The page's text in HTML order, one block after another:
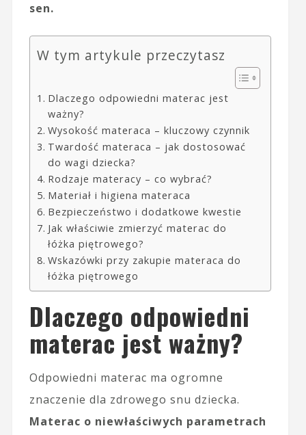
sen.
W tym artykule przeczytasz
Dlaczego odpowiedni materac jest
ważny?
Wysokość materaca – kluczowy czynnik
Twardość materaca – jak dostosować
do wagi dziecka?
Rodzaje materacy – co wybrać?
Materiał i higiena materaca
Bezpieczeństwo i dodatkowe kwestie
Jak właściwie zmierzyć materac do
łóżka piętrowego?
Wskazówki przy zakupie materaca do
łóżka piętrowego
Dlaczego odpowiedni
materac jest ważny?
Odpowiedni materac ma ogromne
znaczenie dla zdrowego snu dziecka.
Materac o niewłaściwych parametrach